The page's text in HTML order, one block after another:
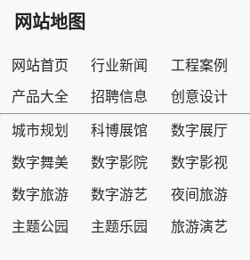
网站地图
网站首页 行业新闻 工程案例
产品大全 招聘信息 创意设计
城市规划 科博展馆 数字展厅
数字舞美 数字影院 数字影视
数字旅游 数字游艺 夜间旅游
主题公园 主题乐园 旅游演艺